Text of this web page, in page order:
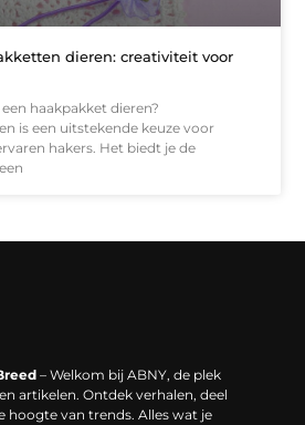
dieren: creativiteit voor
haakpakket dieren?
is een uitstekende keuze voor
hakers. Het biedt je de
– Welkom bij ABNY, de plek
artikelen. Ontdek verhalen, deel
hoogte van trends. Alles wat je